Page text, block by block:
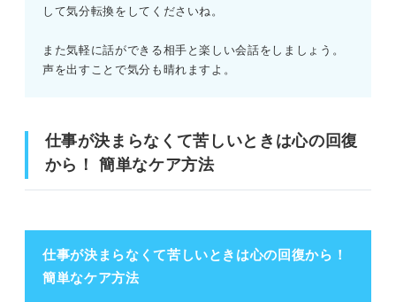
して気分転換をしてくださいね。
また気軽に話ができる相手と楽しい会話をしましょう。
声を出すことで気分も晴れますよ。
仕事が決まらなくて苦しいときは心の回復
から！ 簡単なケア方法
仕事が決まらなくて苦しいときは心の回復から！
簡単なケア方法